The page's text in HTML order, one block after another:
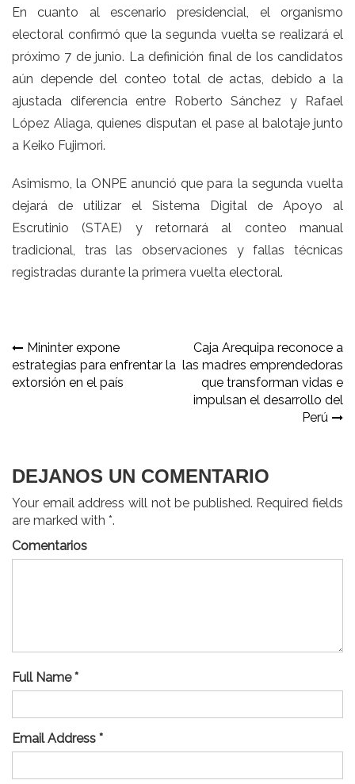
En cuanto al escenario presidencial, el organismo
electoral confirmó que la segunda vuelta se realizará el
próximo 7 de junio. La definición final de los candidatos
aún depende del conteo total de actas, debido a la
ajustada diferencia entre Roberto Sánchez y Rafael
López Aliaga, quienes disputan el pase al balotaje junto
a Keiko Fujimori.
Asimismo, la ONPE anunció que para la segunda vuelta
dejará de utilizar el Sistema Digital de Apoyo al
Escrutinio (STAE) y retornará al conteo manual
tradicional, tras las observaciones y fallas técnicas
registradas durante la primera vuelta electoral.
Navegación
de
Mininter expone
estrategias para enfrentar la
extorsión en el país
Caja Arequipa reconoce a
las madres emprendedoras
que transforman vidas e
impulsan el desarrollo del
Perú
DEJANOS UN COMENTARIO
Your email address will not be published. Required fields
are marked with *.
Comentarios
Full Name *
Email Address *